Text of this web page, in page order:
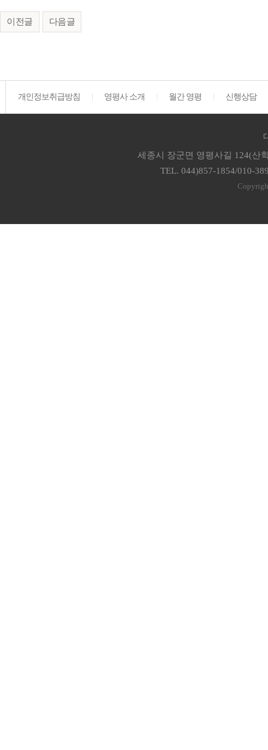
이전글 다음글
개인정보취급방침 영평사 소개 월간 영평 신행상담
세종시 장군면 영평사길 124(산
TEL. 044)857-1854/010-